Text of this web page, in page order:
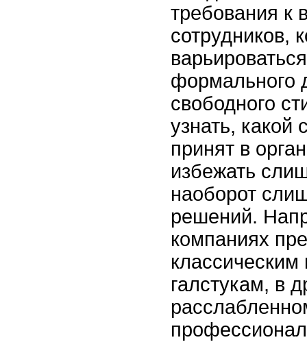
требования к
сотрудников,
формального
свободного
узнать, какой
принят в
избежать
наоборот
решений.
компаниях
галстукам, в